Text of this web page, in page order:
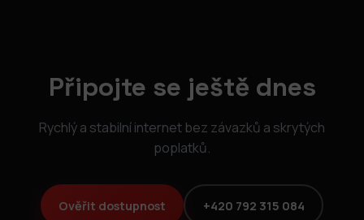
Připojte se ještě dnes
Rychlý a stabilní internet bez závazků a skrytých
poplatků.
Ověřit dostupnost +420 792 315 084